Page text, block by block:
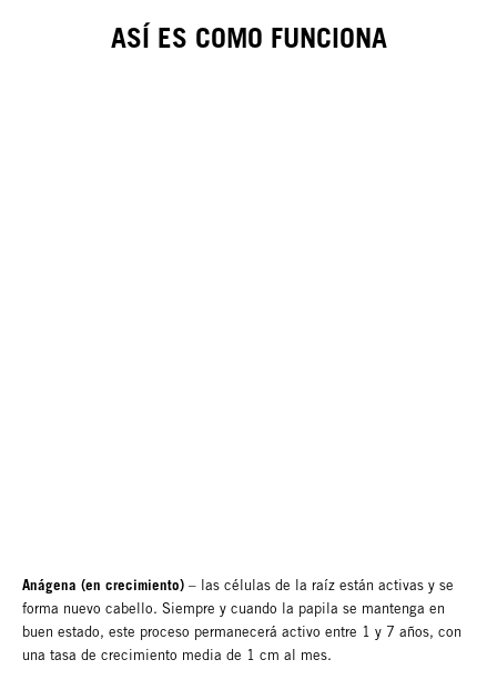
ASÍ ES COMO FUNCIONA
Anágena (en crecimiento) – las células de la raíz están activas y se
forma nuevo cabello. Siempre y cuando la papila se mantenga en
buen estado, este proceso permanecerá activo entre 1 y 7 años, con
una tasa de crecimiento media de 1 cm al mes.